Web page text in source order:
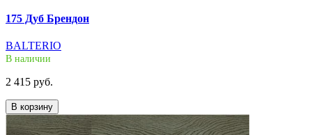
175 Дуб Брендон
BALTERIO
В наличии
2 415 руб.
В корзину